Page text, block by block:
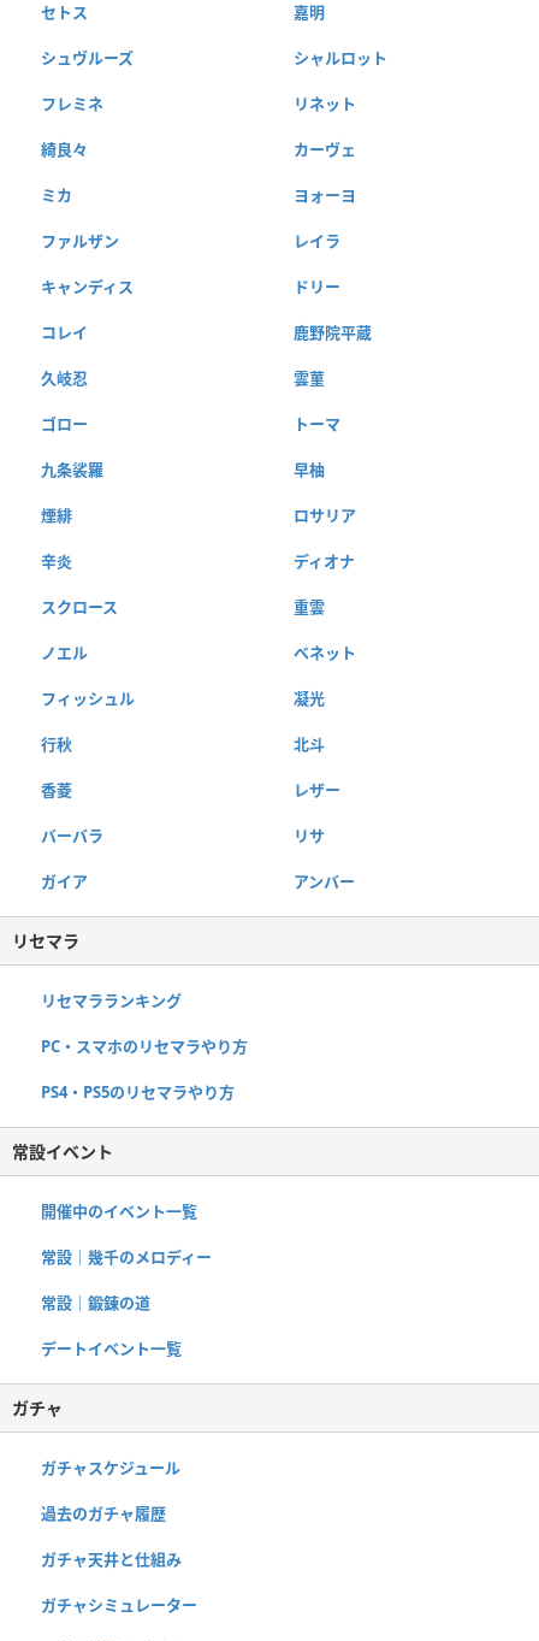
セトス 嘉明
シュヴルーズ シャルロット
フレミネ リネット
綺良々 カーヴェ
ミカ ヨォーヨ
ファルザン レイラ
キャンディス ドリー
コレイ 鹿野院平蔵
久岐忍 雲菫
ゴロー トーマ
九条裟羅 早柚
煙緋 ロサリア
辛炎 ディオナ
スクロース 重雲
ノエル ベネット
フィッシュル 凝光
行秋 北斗
香菱 レザー
バーバラ リサ
ガイア アンバー
リセマラ
リセマラランキング
PC・スマホのリセマラやり方
PS4・PS5のリセマラやり方
常設イベント
開催中のイベント一覧
常設｜幾千のメロディー
常設｜鍛錬の道
デートイベント一覧
ガチャ
ガチャスケジュール
過去のガチャ履歴
ガチャ天井と仕組み
ガチャシミュレーター